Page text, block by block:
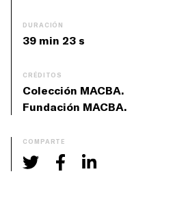
DURACIÓN
39 min 23 s
CRÉDITOS
Colección MACBA.
Fundación MACBA.
COMPARTE